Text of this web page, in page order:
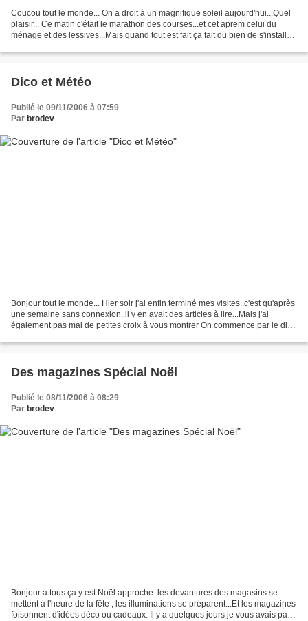
Coucou tout le monde... On a droit à un magnifique soleil aujourd'hui...Quel
plaisir... Ce matin c'était le marathon des courses...et cet aprem celui du
ménage et des lessives...Mais quand tout est fait ça fait du bien de s'installer
Dico et Météo
Publié le 09/11/2006 à 07:59
Par brodev
Bonjour tout le monde... Hier soir j'ai enfin terminé mes visites..c'est qu'après
une semaine sans connexion..il y en avait des articles à lire...Mais j'ai
également pas mal de petites croix à vous montrer On commence par le dico
Des magazines Spécial Noël
Publié le 08/11/2006 à 08:29
Par brodev
Bonjour à tous ça y est Noël approche..les devantures des magasins se
mettent à l'heure de la fête , les illuminations se préparent...Et les magazines
foisonnent d'idées déco ou cadeaux. Il y a quelques jours je vous avais parlé